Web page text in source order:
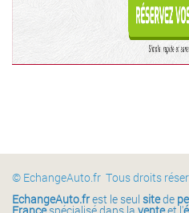
© EchangeAuto.fr Tous droits
EchangeAuto.frest le seul sitede